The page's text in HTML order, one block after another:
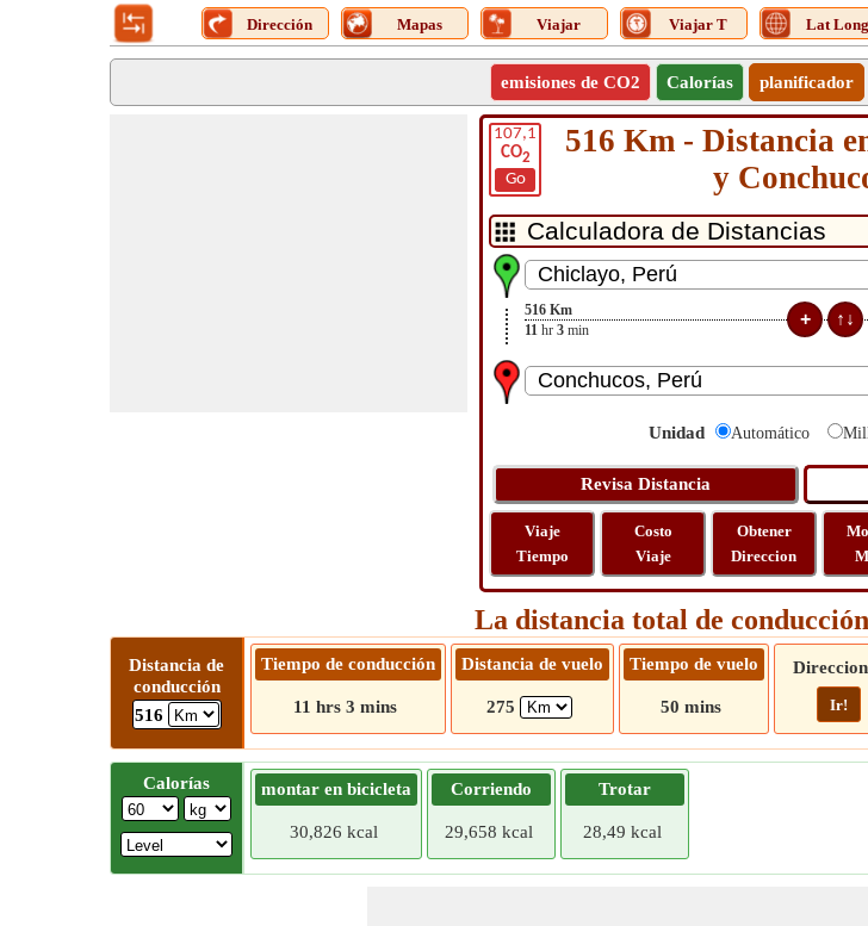
Dirección Mapas Viajar Viajar T Lat Long
emisiones de CO2 Calorías planificador
107,1
CO2
Go
516 Km - Distancia
y
516 Km
11 hr 3 min
Unidad Automático
Viaje
Tiempo
Costo
Viaje
Obtener
Direccion
La distancia total de
Distancia de
conducción
516
Tiempo de conducción
11 hrs 3 mins
Distancia de vuelo
275
Tiempo de vuelo
50 mins Ir!
Calorías montar en bicicleta
30,826 kcal
Corriendo
29,658 kcal
Trotar
28,49 kcal